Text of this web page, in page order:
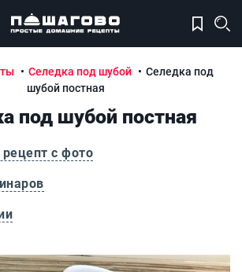
Селедка под шубой
Селедка под
шубой постная
под шубой постная
с фото
постная